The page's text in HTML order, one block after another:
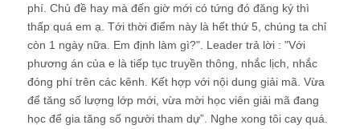
phí. Chủ đề hay mà đến giờ mới có tứng đó đăng ký thì
thấp quá em ạ. Tới thời điểm này là hết thứ 5, chúng ta chỉ
còn 1 ngày nữa. Em định làm gì?". Leader trả lời : "Với
phương án của e là tiếp tục truyền thông, nhắc lịch, nhắc
đóng phí trên các kênh. Kết hợp với nội dung giải mã. Vừa
để tăng số lượng lớp mới, vừa mời học viên giải mã đang
học để gia tăng số người tham dự”. Nghe xong tôi cay quá.